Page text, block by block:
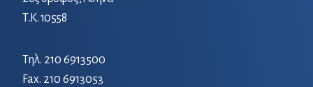
Τ.Κ. 10558
Τηλ. 210 6913500
Fax. 210 6913053